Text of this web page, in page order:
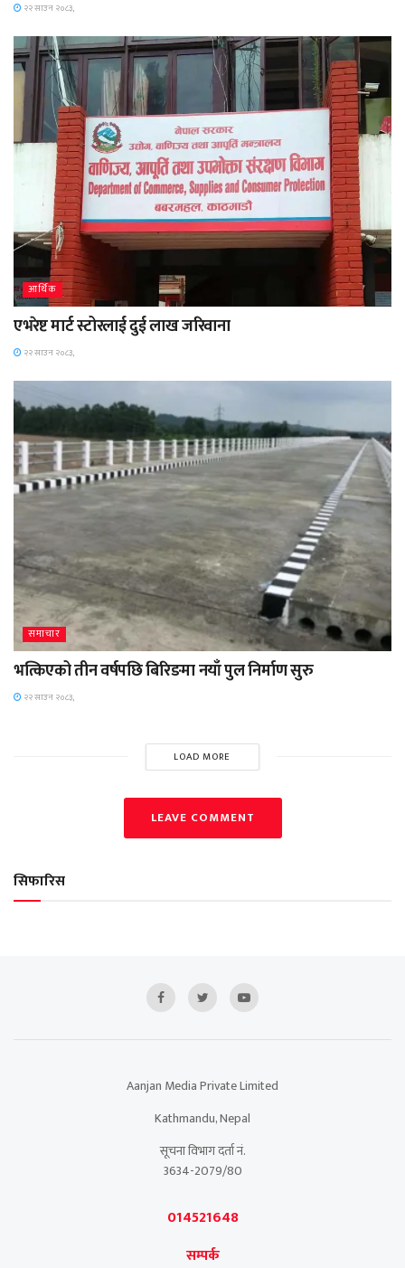
२२ साउन २०८३,
आर्थिक
एभरेष्ट मार्ट स्टोरलाई दुई लाख जरिवाना
२२ साउन २०८३,
समाचार
भत्किएको तीन वर्षपछि बिरिङमा नयाँ पुल निर्माण सुरु
२२ साउन २०८३,
LOAD MORE
LEAVE COMMENT
सिफारिस
Aanjan Media Private Limited
Kathmandu, Nepal
सूचना विभाग दर्ता नं.
3634-2079/80
014521648
सम्पर्क